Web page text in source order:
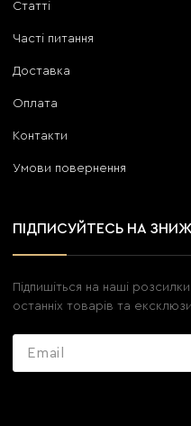
Статті
Часті питання
Доставка
Оплата
Контакти
Умови повернення
ПІДПИСУЙТЕСЬ НА
Підпишіться на наші
останніх товарів та